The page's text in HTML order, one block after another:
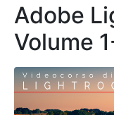
Adobe
Volume